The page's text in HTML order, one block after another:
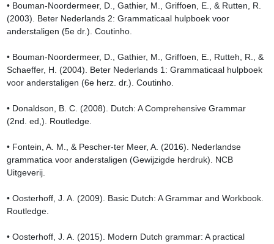
• Bouman-Noordermeer, D., Gathier, M., Griffoen, E., & Rutten, R.
(2003). Beter Nederlands 2: Grammaticaal hulpboek voor
anderstaligen (5e dr.). Coutinho.
• Bouman-Noordermeer, D., Gathier, M., Griffoen, E., Rutteh, R., &
Schaeffer, H. (2004). Beter Nederlands 1: Grammaticaal hulpboek
voor anderstaligen (6e herz. dr.). Coutinho.
• Donaldson, B. C. (2008). Dutch: A Comprehensive Grammar
(2nd. ed,). Routledge.
• Fontein, A. M., & Pescher-ter Meer, A. (2016). Nederlandse
grammatica voor anderstaligen (Gewijzigde herdruk). NCB
Uitgeverij.
• Oosterhoff, J. A. (2009). Basic Dutch: A Grammar and Workbook.
Routledge.
• Oosterhoff, J. A. (2015). Modern Dutch grammar: A practical